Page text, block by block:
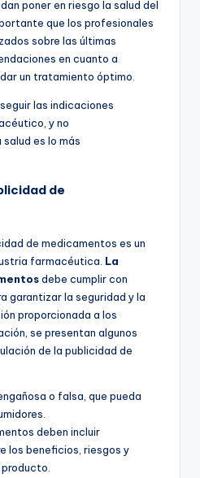
poner en riesgo la salud del
que los profesionales
sobre las últimas
en cuanto a
un tratamiento óptimo.
las indicaciones
y no
es lo más
de
de medicamentos es un
farmacéutica. La
debe cumplir con
garantizar la seguridad y la
proporcionada a los
se presentan algunos
de la publicidad de
o falsa, que pueda
deben incluir
los beneficios, riesgos y